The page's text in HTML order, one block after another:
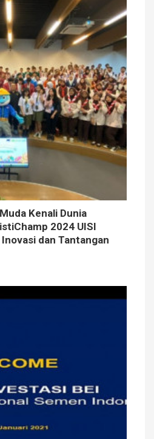
Kenali Dunia
2024 UISI
dan Tantangan